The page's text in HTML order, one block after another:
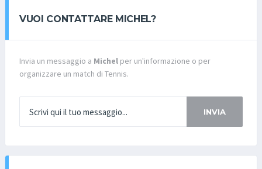
VUOI CONTATTARE MICHEL?
Invia un messaggio a Michel per un'informazione o per
organizzare un match di Tennis.
INVIA